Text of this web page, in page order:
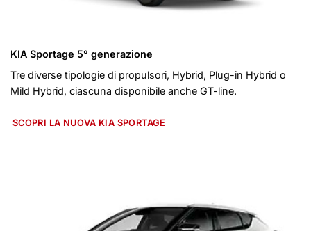
KIA Sportage 5° generazione
Tre diverse tipologie di propulsori, Hybrid, Plug-in Hybrid o
Mild Hybrid, ciascuna disponibile anche GT-line.
SCOPRI LA NUOVA KIA SPORTAGE